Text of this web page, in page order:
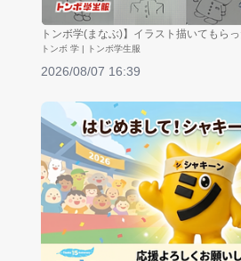
トンボ学(まなぶ)】イラスト描いてもら
トンボ 学 | トンボ学生服
2026/08/07 16:39